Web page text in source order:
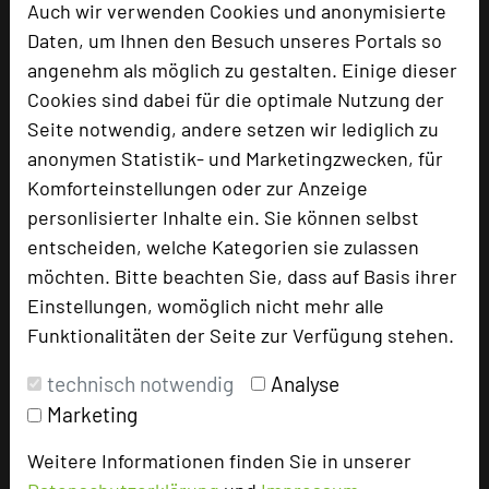
Auch wir verwenden Cookies und anonymisierte
Daten, um Ihnen den Besuch unseres Portals so
angenehm als möglich zu gestalten. Einige dieser
Cookies sind dabei für die optimale Nutzung der
Seite notwendig, andere setzen wir lediglich zu
anonymen Statistik- und Marketingzwecken, für
Komforteinstellungen oder zur Anzeige
personlisierter Inhalte ein. Sie können selbst
entscheiden, welche Kategorien sie zulassen
möchten. Bitte beachten Sie, dass auf Basis ihrer
Einstellungen, womöglich nicht mehr alle
Funktionalitäten der Seite zur Verfügung stehen.
technisch notwendig
Analyse
Marketing
Weitere Informationen finden Sie in unserer
Hotel bewerten
Hoteldaten
Max. Tagungskapazität (Personen)
Parlamentarisch
250
Reihenbestuhlung
Tagungsräume
22
Ausstellungsfläche
Ausstellungsfläche Mit 2000 m² flexibler
offen: von kleinen, privaten Meetings über elegante